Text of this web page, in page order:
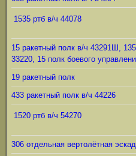
1535 ртб в/ч 44078
15 ракетный полк в/ч 43291Ш,
33220, 15 полк боевого
19 ракетный полк
433 ракетный полк в/ч 44226
1520 ртб в/ч 54270
306 отдельная вертолётная